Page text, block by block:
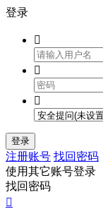
登录



登录
注册账号 找回密码
使用其它账号登录
找回密码
